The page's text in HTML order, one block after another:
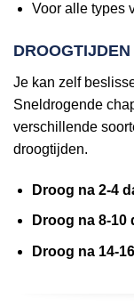
Voor alle types
DROOGTIJDEN
Je kan zelf
Sneldrogende
verschillende
droogtijden.
Droog na 2-4
Droog na 8-10
Droog na 14-